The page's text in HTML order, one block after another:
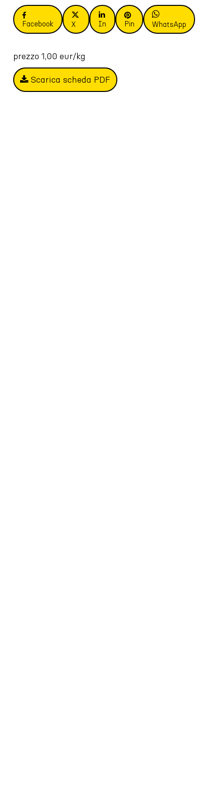
Facebook X In Pin WhatsApp
prezzo 1,00 eur/kg
Scarica scheda PDF